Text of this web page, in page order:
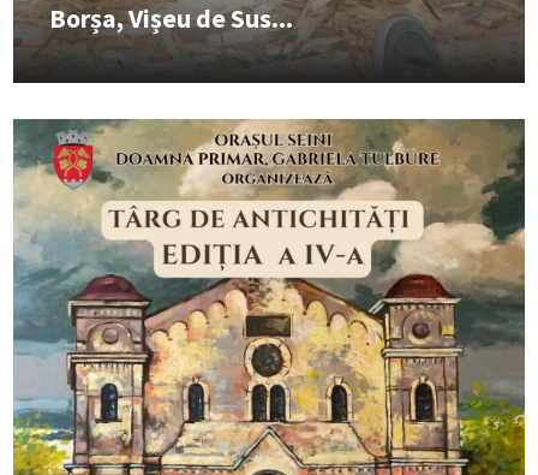
Borșa, Vișeu de Sus...